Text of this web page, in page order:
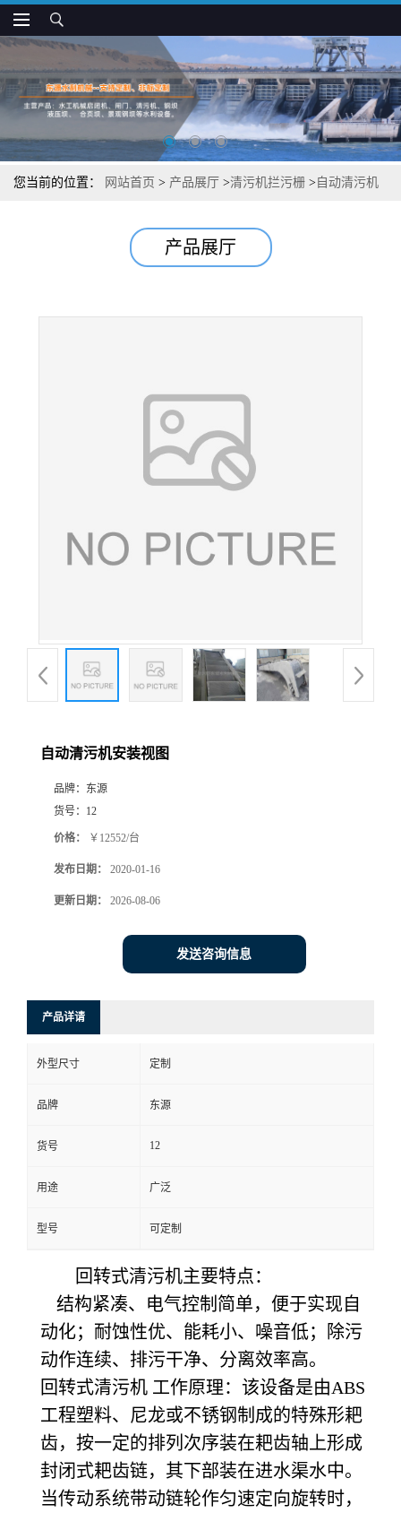
您当前的位置： 网站首页 > 产品展厅 >清污机拦污栅 > 自动清污机
产品展厅
自动清污机安装视图
品牌： 东源
货号： 12
价格： ￥12552/台
发布日期： 2020-01-16
更新日期： 2026-08-06
发送咨询信息
产品详请
外型尺寸 定制
品牌 东源
货号 12
用途 广泛
型号 可定制
回转式清污机主要特点：
结构紧凑、电气控制简单，便于实现自
动化；耐蚀性优、能耗小、噪音低；除污
动作连续、排污干净、分离效率高。
回转式清污机 工作原理：该设备是由ABS
工程塑料、尼龙或不锈钢制成的特殊形耙
齿，按一定的排列次序装在耙齿轴上形成
封闭式耙齿链，其下部装在进水渠水中。
当传动系统带动链轮作匀速定向旋转时，